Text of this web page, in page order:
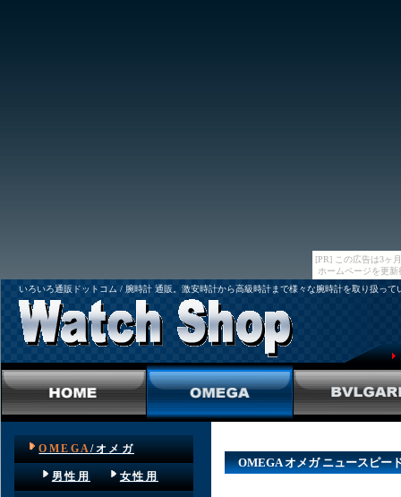
[PR] この広告は3ヶ
ホームページを更
いろいろ通販ドットコム / 腕時計 通販。激安時計から高級時計まで様々な腕時計を取り扱って
OMEGA オメガ ニュースピー
OMEGA/オメガ
男性用 女性用